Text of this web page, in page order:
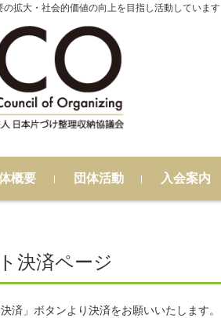
拡大・社会的価値の向上を目指し活動しています
概要 団体活動 入会案内
決済ページ
済」ボタンより決済をお願いいたします。